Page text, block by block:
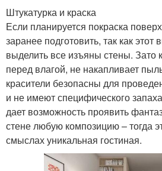
Штукатурка и краска
Если планируется покраска
заранее подготовить, так как этот
выделить все изъяны стены. Зато
перед влагой, не накапливает
красители безопасны для
и не имеют специфического
дает возможность проявить
стене любую композицию – тогда
смыслах уникальная гостиная.